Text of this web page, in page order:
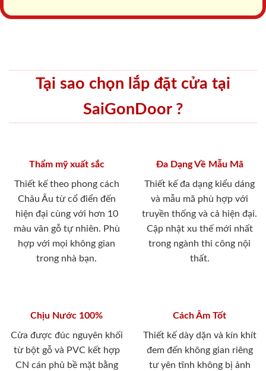
Tại sao chọn lắp đặt cửa tại
SaiGonDoor ?
Thẩm mỹ xuất sắc
Thiết kế theo phong cách
Châu Âu từ cổ điển đến
hiện đại cùng với hơn 10
màu vân gỗ tự nhiên. Phù
hợp với mọi không gian
trong nhà bạn.
Đa Dạng Về Mẫu Mã
Thiết kế đa dạng kiểu dáng
và mẫu mã phù hợp với
truyền thống và cả hiện đại.
Cập nhật xu thế mới nhất
trong ngành thi công nội
thất.
Chịu Nước 100%
Cửa được đúc nguyên khối
từ bột gỗ và PVC kết hợp
CN cán phủ bề mặt bằng
Cách Âm Tốt
Thiết kế dày dặn và kín khít
đem đến không gian riêng
tư yên tĩnh không bị ảnh